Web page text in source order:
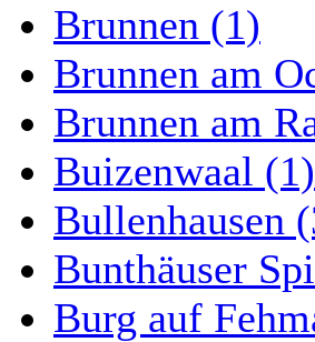
Brunnen (1)
Brunnen am
Brunnen am
Buizenwaal (1)
Bullenhausen
Bunthäuser
Burg auf